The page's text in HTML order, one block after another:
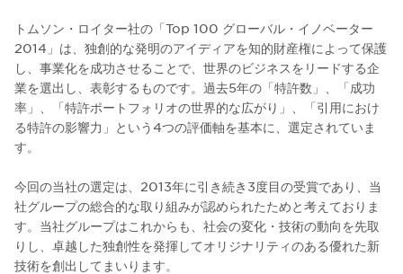
トムソン・ロイター社の「Top 100 グローバル・イノベーター
2014」は、独創的な発明のアイディアを知的財産権によって保護
し、事業化を成功させることで、世界のビジネスをリードする企
業を選出し、表彰するものです。過去5年の「特許数」、「成功
率」、「特許ポートフォリオの世界的な広がり」、「引用におけ
る特許の影響力」という4つの評価軸を基本に、選定されていま
す。
今回の当社の選定は、2013年に引き続き3度目の受賞であり、当
社グループの総合的な取り組みが認められたためと考えておりま
す。当社グループはこれからも、社会の変化・技術の動向を先取
りし、卓越した独創性を発揮してオリジナリティのある優れた新
技術を創出してまいります。